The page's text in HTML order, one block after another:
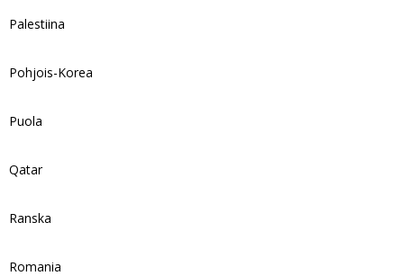
Palestiina
Pohjois-Korea
Puola
Qatar
Ranska
Romania